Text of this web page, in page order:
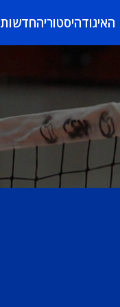
האיגודהיסטוריהחדשות